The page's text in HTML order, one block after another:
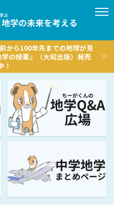
から100年先までの地球が見
の授業』（大和出版）発売
！